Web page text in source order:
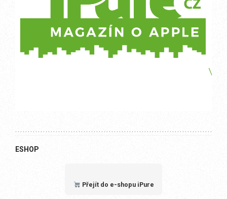
ESHOP
Přejít do e-shopu iPure